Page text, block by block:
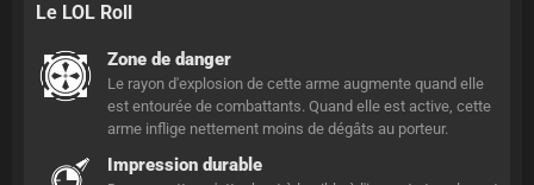
Le LOL Roll
Zone de danger
Le rayon d'explosion de cette arme augmente quand elle
est entourée de combattants. Quand elle est active, cette
arme inflige nettement moins de dégâts au porteur.
Impression durable